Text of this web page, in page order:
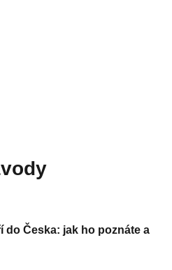
do Česka: jak ho poznáte a